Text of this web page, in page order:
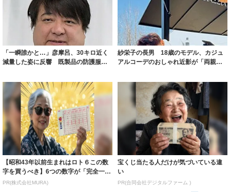
「一瞬誰かと…」彦摩呂、30キロ近く
減量した姿に反響 既製品の防護服が
紗栄子の長男 18歳のモデル、カジュ
アルコーデのおしゃれ近影が「両親の
【昭和43年以前生まれはロト６この数
字を買うべき】6つの数字が「完全一
致」する方...
PR(株式会社MURA)
宝くじ当たる人だけが気づいている違
い
PR(合同会社デジタルファーム )